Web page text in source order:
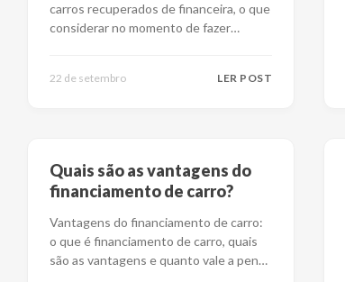
carros recuperados de financeira, o que
considerar no momento de fazer
22 de setembro LER POST
Quais são as vantagens do
financiamento de carro?
Vantagens do financiamento de carro:
o que é financiamento de carro, quais
são as vantagens e quanto vale a pena